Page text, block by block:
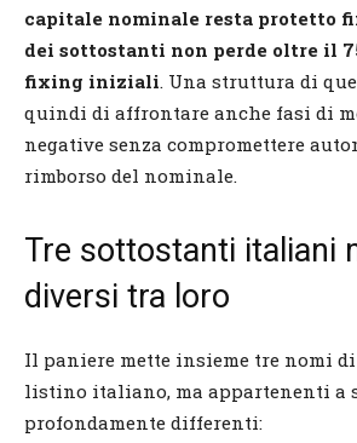
capitale nominale resta protetto
dei sottostanti non perde oltre il
fixing iniziali. Una struttura di
quindi di affrontare anche fasi di
negative senza compromettere
rimborso del nominale.
Tre sottostanti italiani
diversi tra loro
Il paniere mette insieme tre nomi
listino italiano, ma appartenenti a
profondamente differenti: